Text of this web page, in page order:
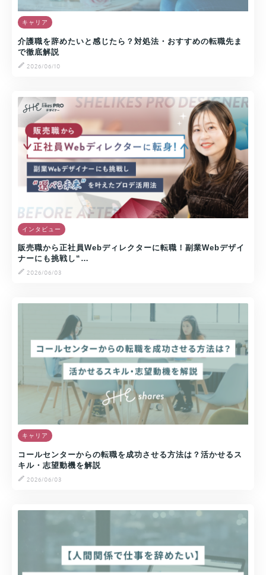
キャリア
介護職を辞めたいと感じたら？対処法・おすすめの転職先ま
で徹底解説
2026/06/10
インタビュー
販売職から正社員Webディレクターに転職！副業Webデザイ
ナーにも挑戦し“…
2026/06/03
キャリア
コールセンターからの転職を成功させる方法は？活かせるス
キル・志望動機を解説
2026/06/03